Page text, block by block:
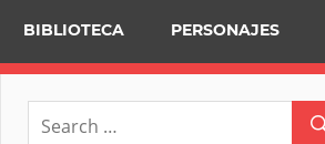
BIBLIOTECA PERSONAJES